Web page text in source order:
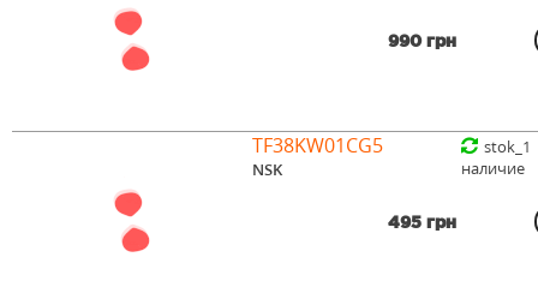
990 грн
TF38KW01CG5
NSK
495 грн
stok_1
наличие